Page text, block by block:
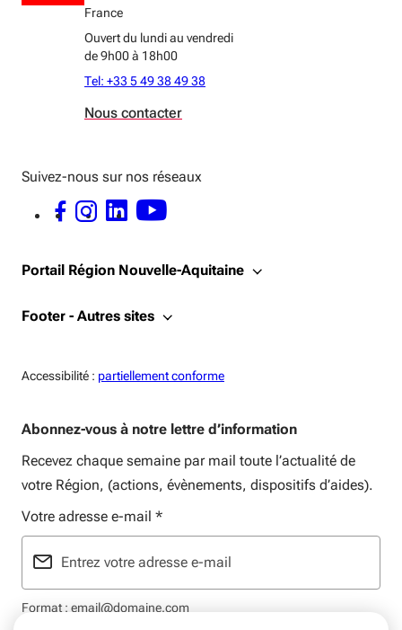
France
Ouvert du lundi au vendredi
de 9h00 à 18h00
Tel: +33 5 49 38 49 38
Nous contacter
Suivez-nous sur nos réseaux
FACEBOOK - OUVERTURE DANS UNE NOUVELLE FENÊTRE
INSTAGRAM - OUVERTURE DANS UNE NOUVELLE FENÊTRE
LINKEDIN - OUVERTURE DANS UNE NOUVELLE FENÊTRE
YOUTUBE - OUVERTURE DANS UNE NOUVELLE FENÊTRE
Portail Région Nouvelle-Aquitaine
Footer - Autres sites
Accessibilité : Accessiblité:
partiellement conforme
Abonnez-vous à notre lettre d’information
Recevez chaque semaine par mail toute l’actualité de
votre Région, (actions, évènements, dispositifs d’aides).
Votre adresse e-mail *
Format : email@domaine.com